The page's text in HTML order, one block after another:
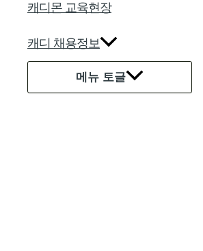
캐디몬 교육현장
캐디 채용정보
메뉴 토글